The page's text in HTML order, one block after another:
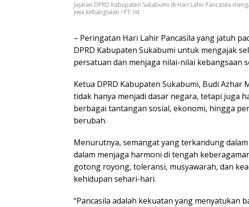
Jajaran DPRD Kabupaten Sukabumi di Hari Lahir Pancasila
jiwa kebangsaan / FT: Ist
– Peringatan Hari Lahir Pancasila yang jatuh
DPRD Kabupaten Sukabumi untuk mengajak
persatuan dan menjaga nilai-nilai kebangsaan
Ketua DPRD Kabupaten Sukabumi, Budi Azhar
tidak hanya menjadi dasar negara, tetapi juga
berbagai tantangan sosial, ekonomi, hingga
berubah.
Menurutnya, semangat yang terkandung
dalam menjaga harmoni di tengah
gotong royong, toleransi, musyawarah, dan
kehidupan sehari-hari.
“Pancasila adalah kekuatan yang menyatukan